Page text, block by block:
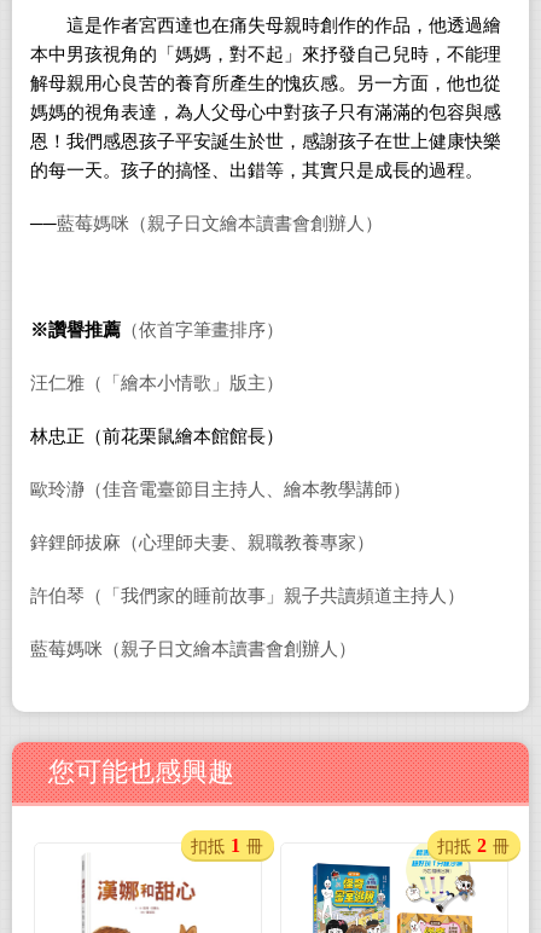
這是作者宮西達也在痛失母親時創作的作品，他透過繪
本中男孩視角的「媽媽，對不起」來抒發自己兒時，不能理
解母親用心良苦的養育所產生的愧疚感。另一方面，他也從
媽媽的視角表達，為人父母心中對孩子只有滿滿的包容與感
恩！我們感恩孩子平安誕生於世，感謝孩子在世上健康快樂
的每一天。孩子的搞怪、出錯等，其實只是成長的過程。
──藍莓媽咪（親子日文繪本讀書會創辦人）
※讚譽推薦 （依首字筆畫排序）
汪仁雅（「繪本小情歌」版主）
林忠正（前花栗鼠繪本館館長）
歐玲瀞（佳音電臺節目主持人、繪本教學講師）
鋅鋰師拔麻（心理師夫妻、親職教養專家）
許伯琴（「我們家的睡前故事」親子共讀頻道主持人）
藍莓媽咪（親子日文繪本讀書會創辦人）
您可能也感興趣
扣抵 1 冊 扣抵 2 冊